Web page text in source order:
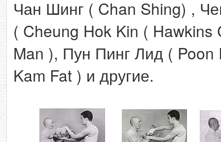
Чан Шинг ( Chan Shing) ,
( Cheung Hok Kin (
Man ), Пун Пинг Лид (
Kam Fat ) и другие.